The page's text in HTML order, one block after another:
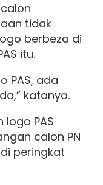
tidak
berbeza di
itu.
PAS, ada
katanya.
logo PAS
calon PN
peringkat